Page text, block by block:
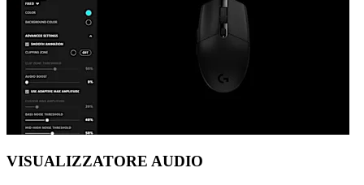
VISUALIZZATORE AUDIO